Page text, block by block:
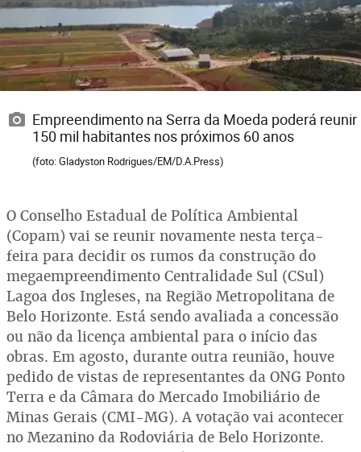
Empreendimento na Serra da Moeda poderá reunir
150 mil habitantes nos próximos 60 anos
(foto: Gladyston Rodrigues/EM/D.A.Press)
O Conselho Estadual de Política Ambiental
(Copam) vai se reunir novamente nesta terça-
feira para decidir os rumos da construção do
megaempreendimento Centralidade Sul (CSul)
Lagoa dos Ingleses, na Região Metropolitana de
Belo Horizonte. Está sendo avaliada a concessão
ou não da licença ambiental para o início das
obras. Em agosto, durante outra reunião, houve
pedido de vistas de representantes da ONG Ponto
Terra e da Câmara do Mercado Imobiliário de
Minas Gerais (CMI-MG). A votação vai acontecer
no Mezanino da Rodoviária de Belo Horizonte.